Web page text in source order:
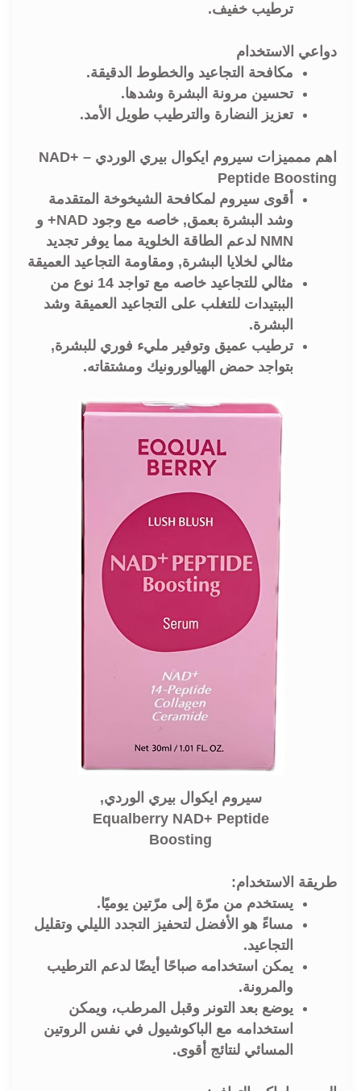
ترطيب خفيف.
دواعي الاستخدام
مكافحة التجاعيد والخطوط الدقيقة.
تحسين مرونة البشرة وشدها.
تعزيز النضارة والترطيب طويل الأمد.
اهم ممميزات سيروم ايكوال بيري الوردي – NAD+
Peptide Boosting
أقوى سيروم لمكافحة الشيخوخة المتقدمة
وشد البشرة بعمق, خاصه مع وجود NAD+ و
NMN لدعم الطاقة الخلوية مما يوفر تجديد
مثالي لخلايا البشرة, ومقاومة التجاعيد العميقة
مثالي للتجاعيد خاصه مع تواجد 14 نوع من
الببتيدات للتغلب على التجاعيد العميقة وشد
البشرة.
ترطيب عميق وتوفير مليء فوري للبشرة,
بتواجد حمض الهيالورونيك ومشتقاته.
سيروم ايكوال بيري الوردي,
Equalberry NAD+ Peptide
Boosting
طريقة الاستخدام:
يستخدم من مرّة إلى مرّتين يوميًا.
مساءً هو الأفضل لتحفيز التجدد الليلي وتقليل
التجاعيد.
يمكن استخدامه صباحًا أيضًا لدعم الترطيب
والمرونة.
يوضع بعد التونر وقبل المرطب، ويمكن
استخدامه مع الباكوشيول في نفس الروتين
المسائي لنتائج أقوى.